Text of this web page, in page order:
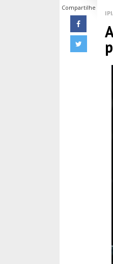
Compartilhe